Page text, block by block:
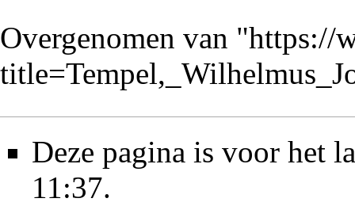
Overgenomen van "https://
Deze pagina is voor het
11:37.